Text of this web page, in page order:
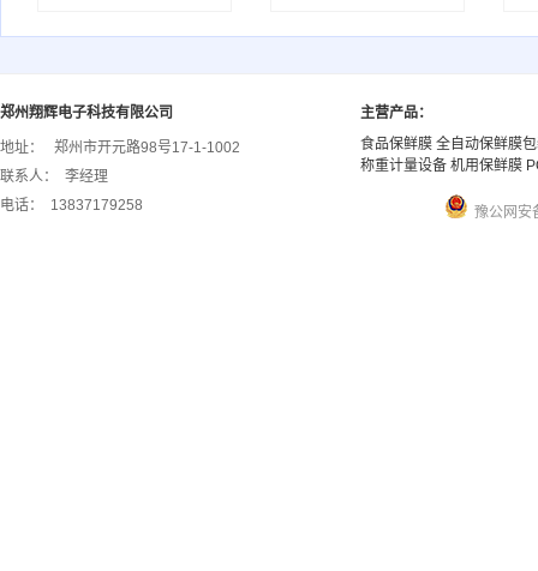
郑州翔辉电子科技有限公司
地址：
郑州市开元路98号17-1-1002
联系人：
李经理
电话：
13837179258
主营产品：
食品保鲜膜 全自动保鲜膜
称重计量设备 机用保鲜膜
豫公网安